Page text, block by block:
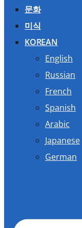
문화
미식
KOREAN
English
Russian
French
Spanish
Arabic
Japanese
German